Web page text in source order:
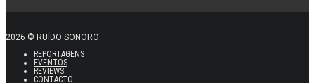
2026 © RUÍDO SONORO
REPORTAGENS
EVENTOS
REVIEWS
CONTACTO